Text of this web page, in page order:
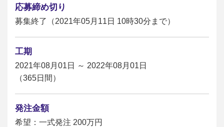
応募締め切り
募集終了（2021年05月11日 10時30分まで）
工期
2021年08月01日 ～ 2022年08月01日
（365日間）
発注金額
希望：一式発注 200万円